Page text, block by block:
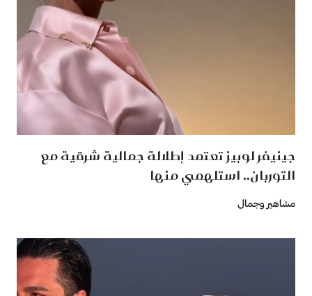
جينيفر لوبيز تعتمد إطلالة جمالية شرقية مع
التوربان.. استلهمي منها
مشاهير وجمال